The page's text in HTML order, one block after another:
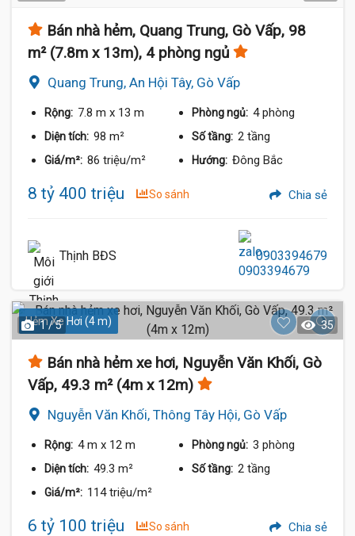
Bán nhà hẻm, Quang Trung, Gò Vấp, 98
m² (7.8m x 13m), 4 phòng ngủ
Quang Trung, An Hội Tây, Gò Vấp
Rộng: 7.8 m x 13 m Phòng ngủ: 4 phòng
Diện tích: 98 m² Số tầng: 2 tầng
Giá/m²: 86 triệu/m² Hướng: Đông Bắc
8 tỷ 400 triệu So sánh Chia sẻ
Thịnh BĐS 0903394679
Hẻm Xe Hơi (4 m)
1 / 5 35
Bán nhà hẻm xe hơi, Nguyễn Văn Khối, Gò
Vấp, 49.3 m² (4m x 12m)
Nguyễn Văn Khối, Thông Tây Hội, Gò Vấp
Rộng: 4 m x 12 m Phòng ngủ: 3 phòng
Diện tích: 49.3 m² Số tầng: 2 tầng
Giá/m²: 114 triệu/m²
6 tỷ 100 triệu So sánh Chia sẻ